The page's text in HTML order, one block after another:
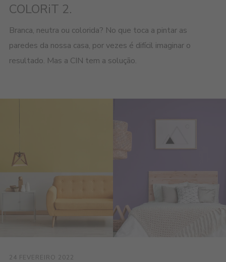
COLORiT 2.
Branca, neutra ou colorida? No que toca a pintar as
paredes da nossa casa, por vezes é difícil imaginar o
resultado. Mas a CIN tem a solução.
24 FEVEREIRO 2022